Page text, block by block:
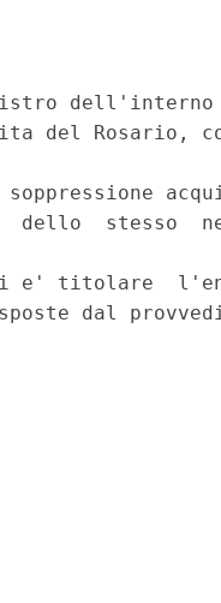
del Rosario,
dello  stesso
e' titolare